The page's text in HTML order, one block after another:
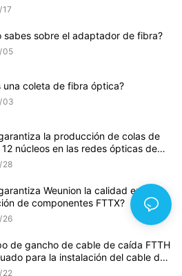
17
sabes sobre el adaptador de fibra?
05
una coleta de fibra óptica?
03
la producción de colas de
núcleos en las redes ópticas de
28
Weunion la calidad en la
de componentes FTTX?
26
de gancho de cable de caída FTTH
para la instalación del cable de
22